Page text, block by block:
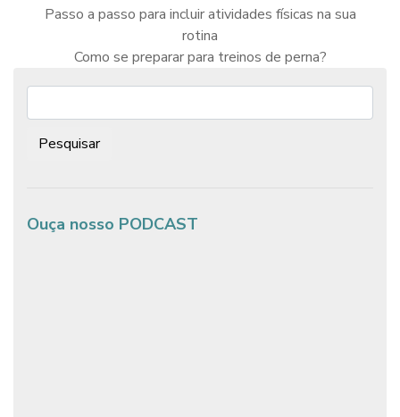
Passo a passo para incluir atividades físicas na sua
rotina
Como se preparar para treinos de perna?
Ouça nosso PODCAST